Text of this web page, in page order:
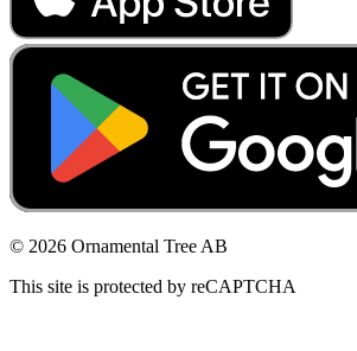
© 2026 Ornamental Tree AB
This site is protected by reCAPTCHA